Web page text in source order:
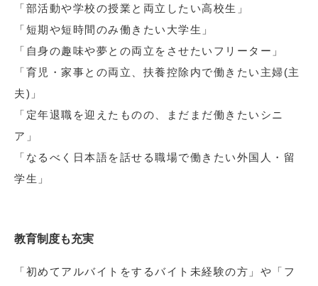
「部活動や学校の授業と両立したい高校生」
「短期や短時間のみ働きたい大学生」
「自身の趣味や夢との両立をさせたいフリーター」
「育児・家事との両立、扶養控除内で働きたい主婦(主
夫)」
「定年退職を迎えたものの、まだまだ働きたいシニ
ア」
「なるべく日本語を話せる職場で働きたい外国人・留
学生」
教育制度も充実
「初めてアルバイトをするバイト未経験の方」や「フ